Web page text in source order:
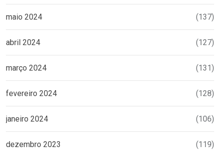
maio 2024 (137)
abril 2024 (127)
março 2024 (131)
fevereiro 2024 (128)
janeiro 2024 (106)
dezembro 2023 (119)